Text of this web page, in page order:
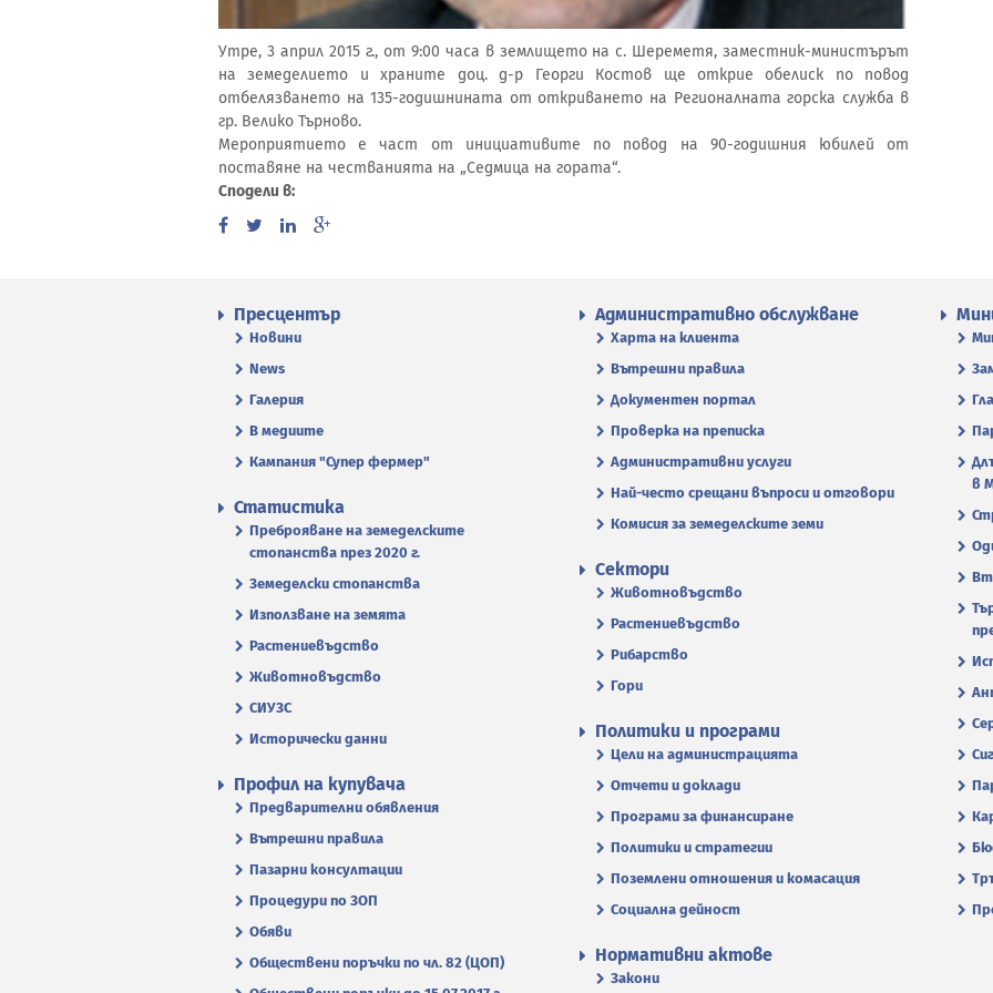
Утре, 3 април 2015 г., от 9:00 часа в землището на с. Шереметя, заместник-министърът
на земеделието и храните доц. д-р Георги Костов ще открие обелиск по повод
отбелязването на 135-годишнината от откриването на Регионалната горска служба в
гр. Велико Търново.
Мероприятието е част от инициативите по повод на 90-годишния юбилей от
поставяне на честванията на „Седмица на гората“.
Сподели в:
Пресцентър
Новини
News
Галерия
В медиите
Кампания "Супер фермер"
Административно обслужване
Харта на клиента
Вътрешни правила
Документен портал
Проверка на преписка
Административни услуги
Най-често срещани въпроси и отговори
Комисия за земеделските земи
в
Статистика
Преброяване на земеделските
стопанства през 2020 г.
Земеделски стопанства
Използване на земята
Растениевъдство
Животновъдство
СИУЗС
Исторически данни
Сектори
Животновъдство
Растениевъдство
Рибарство
Гори
Политики и програми
Цели на администрацията
Отчети и доклади
Програми за финансиране
Политики и стратегии
Поземлени отношения и комасация
Социална дейност
Профил на купувача
Предварителни обявления
Вътрешни правила
Пазарни консултации
Процедури по ЗОП
Обяви
Обществени поръчки по чл. 82 (ЦОП)
Нормативни актове
Закони